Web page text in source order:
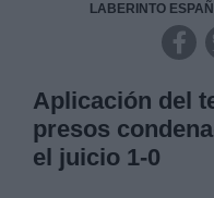
LABERINTO
Aplicación del
presos
el juicio 1-0
Legitimación: